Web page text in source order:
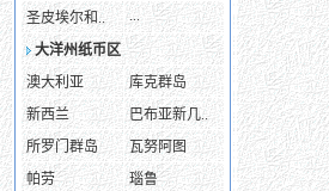
圣皮埃尔和..
...
大洋州纸币区
澳大利亚
库克群岛
新西兰
巴布亚新几..
所罗门群岛
瓦努阿图
帕劳
瑙鲁